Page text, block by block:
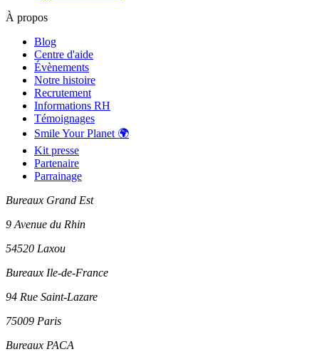
À propos
Blog
Centre d'aide
Évènements
Notre histoire
Recrutement
Informations RH
Témoignages
Smile Your Planet 🌍
Kit presse
Partenaire
Parrainage
Bureaux Grand Est
9 Avenue du Rhin
54520 Laxou
Bureaux Ile-de-France
94 Rue Saint-Lazare
75009 Paris
Bureaux PACA